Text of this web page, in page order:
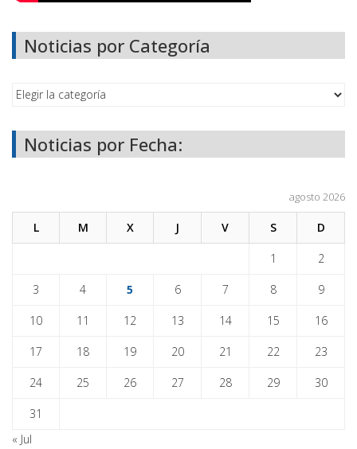
Noticias por Categoría
Noticias por Fecha:
agosto 2026
L M X J V S D
1 2
3 4 5 6 7 8 9
10 11 12 13 14 15 16
17 18 19 20 21 22 23
24 25 26 27 28 29 30
31
« Jul